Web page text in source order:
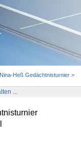
Heß Gedächtnisturnier >
...